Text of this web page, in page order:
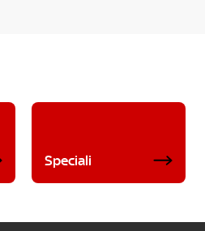
Speciali